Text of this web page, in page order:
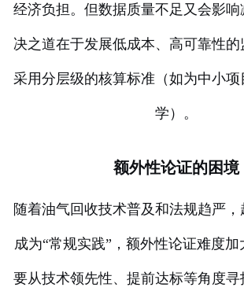
经济负担。但数据质量不足又会影
决之道在于发展低成本、高可靠性的
采用分层级的核算标准（如为中小
学）。
额外性论证的困境
随着油气回收技术普及和法规趋严，
成为“常规实践”，额外性论证难度
要从技术领先性、提前达标等角度寻